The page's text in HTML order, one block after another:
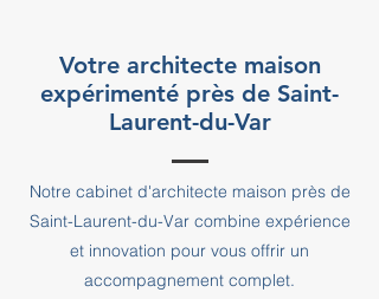
Votre architecte maison
expérimenté près de Saint-
Laurent-du-Var
Notre cabinet d'architecte maison près de
Saint-Laurent-du-Var combine expérience
et innovation pour vous offrir un
accompagnement complet.